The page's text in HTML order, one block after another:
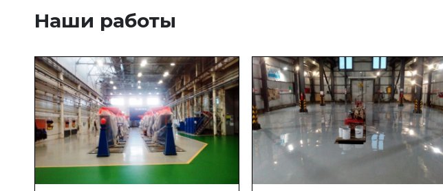
Наши работы